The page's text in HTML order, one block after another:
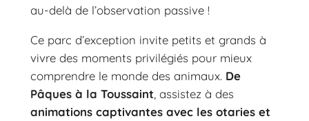
au-delà de l’observation passive !
Ce parc d’exception invite petits et grands à
vivre des moments privilégiés pour mieux
comprendre le monde des animaux. De
Pâques à la Toussaint , assistez à des
animations captivantes avec les otaries et